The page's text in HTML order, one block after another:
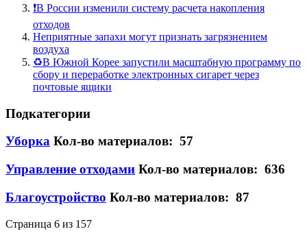
❗️В России изменили систему расчета накопления
отходов
Неприятные запахи могут признать загрязнением
воздуха
♻️В Южной Корее запустили масштабную программу по
сбору и переработке электронных сигарет через
почтовые ящики
Подкатегории
Уборка Кол-во материалов: 57
Управление отходами Кол-во материалов: 636
Благоустройство Кол-во материалов: 87
Страница 6 из 157